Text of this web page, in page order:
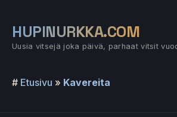
sisältöön
HUPINURKKA.COM
Uusia vitsejä joka päivä, parhaat vitsit
# Etusivu » Kavereita